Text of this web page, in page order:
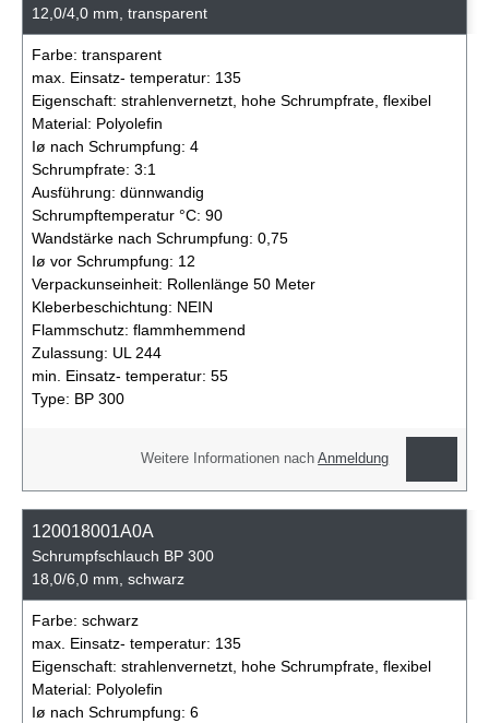
12,0/4,0 mm, transparent
Farbe: transparent
max. Einsatz- temperatur: 135
Eigenschaft: strahlenvernetzt, hohe Schrumpfrate, flexibel
Material: Polyolefin
Iø nach Schrumpfung: 4
Schrumpfrate: 3:1
Ausführung: dünnwandig
Schrumpftemperatur °C: 90
Wandstärke nach Schrumpfung: 0,75
Iø vor Schrumpfung: 12
Verpackunseinheit: Rollenlänge 50 Meter
Kleberbeschichtung: NEIN
Flammschutz: flammhemmend
Zulassung: UL 244
min. Einsatz- temperatur: 55
Type: BP 300
Weitere Informationen nachAnmeldung
120018001A0A
Schrumpfschlauch BP 300
18,0/6,0 mm, schwarz
Farbe: schwarz
max. Einsatz- temperatur: 135
Eigenschaft: strahlenvernetzt, hohe Schrumpfrate, flexibel
Material: Polyolefin
Iø nach Schrumpfung: 6